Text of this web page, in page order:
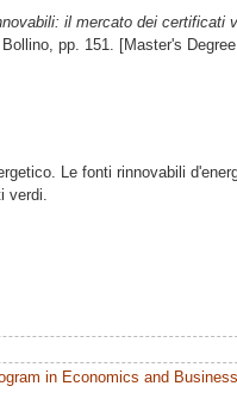
il mercato dei certificati
, pp. 151. [Master's
Le fonti rinnovabili
verdi.
in Economics and Business